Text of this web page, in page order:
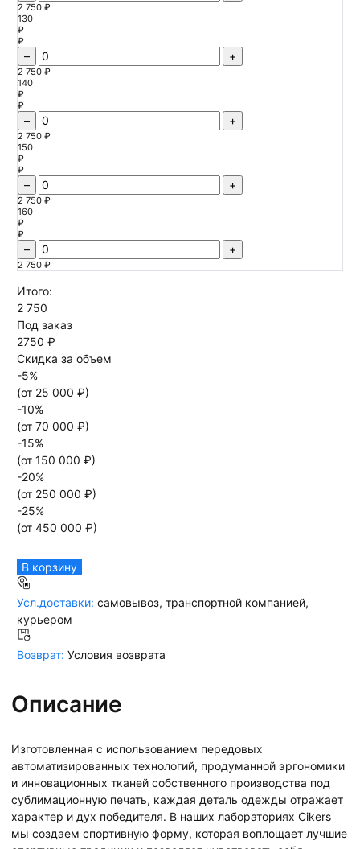
2 750 ₽
130
₽
₽
– +
2 750 ₽
140
₽
₽
– +
2 750 ₽
150
₽
₽
– +
2 750 ₽
160
₽
₽
– +
2 750 ₽
Итого:
2 750
Под заказ
2750 ₽
Скидка за объем
-5%
(от 25 000 ₽)
-10%
(от 70 000 ₽)
-15%
(от 150 000 ₽)
-20%
(от 250 000 ₽)
-25%
(от 450 000 ₽)
В корзину
Усл.доставки: самовывоз, транспортной компанией,
курьером
Возврат: Условия возврата
Описание
Изготовленная с использованием передовых
автоматизированных технологий, продуманной эргономики
и инновационных тканей собственного производства под
сублимационную печать, каждая деталь одежды отражает
характер и дух победителя. В наших лабораториях Cikers
мы создаем спортивную форму, которая воплощает лучшие